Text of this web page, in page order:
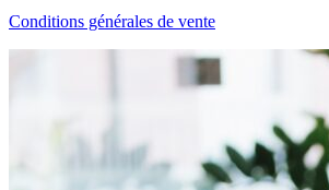
Conditions générales de vente